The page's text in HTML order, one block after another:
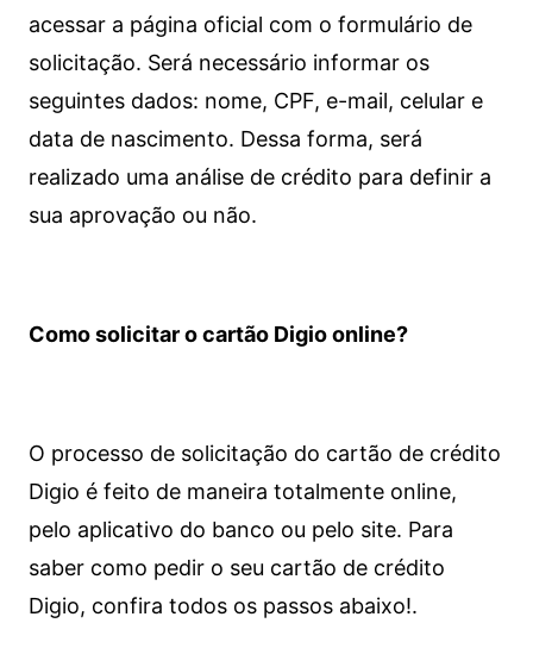
acessar a página oficial com o formulário de
solicitação. Será necessário informar os
seguintes dados: nome, CPF, e-mail, celular e
data de nascimento. Dessa forma, será
realizado uma análise de crédito para definir a
sua aprovação ou não.
Como solicitar o cartão Digio online?
O processo de solicitação do cartão de crédito
Digio é feito de maneira totalmente online,
pelo aplicativo do banco ou pelo site. Para
saber como pedir o seu cartão de crédito
Digio, confira todos os passos abaixo!.